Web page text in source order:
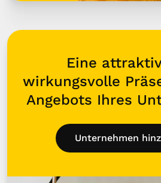
Eine
wirkungsvolle
Angebots Ihres
Unternehmen